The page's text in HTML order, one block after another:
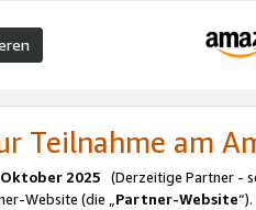
Teilnahme am
2025 (Derzeitige Partner -
Website (die „Partner-Website